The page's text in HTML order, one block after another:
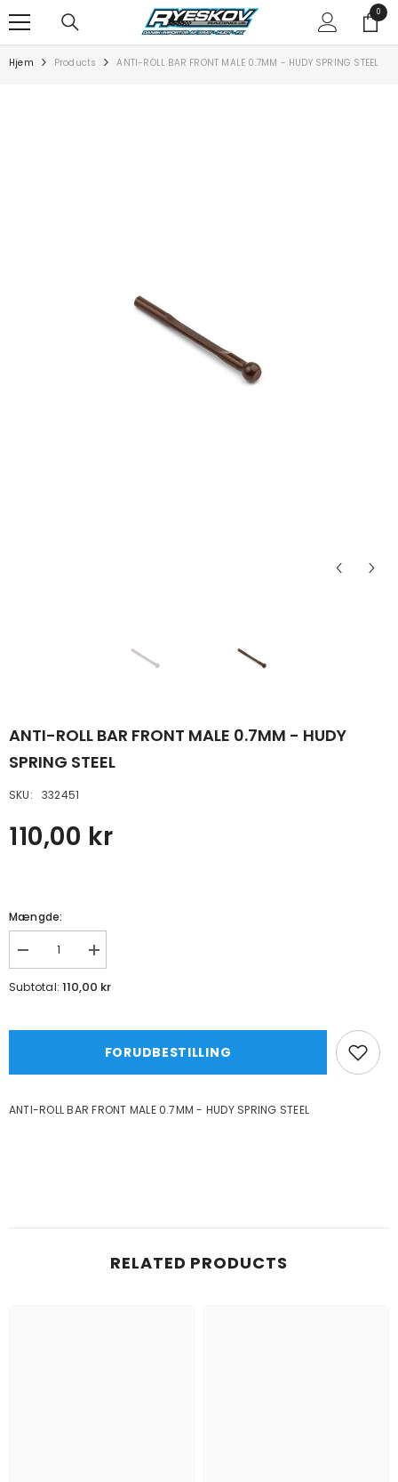
00
Hjem Products ANTI-ROLL BAR FRONT MALE 0.7MM - HUDY SPRING STEEL
ANTI-ROLL BAR FRONT MALE 0.7MM - HUDY
SPRING STEEL
SKU: 332451
110,00 kr
Mængde:
Formindsk
mængde
for
-
SPRING
STEEL
Øg
mængde
for
MALE
-
SPRING
STEEL
Subtotal:110,00 kr
FORUDBESTILLING
ANTI-ROLL BAR FRONT MALE 0.7MM - HUDY SPRING STEEL
RELATED PRODUCTS